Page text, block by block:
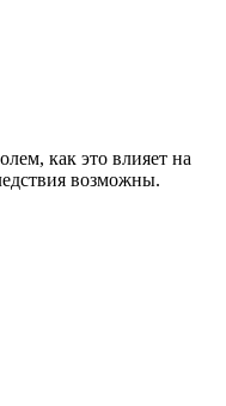
как это влияет на
возможны.